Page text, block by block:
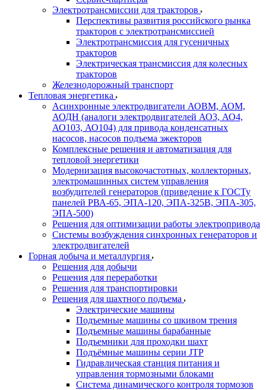
Электротрансмиссии для тракторов
Перспективы развития российского рынка
тракторов с электротрансмиссией
Электротрансмиссия для гусеничных
тракторов
Электрическая трансмиссия для колесных
тракторов
Железнодорожный транспорт
Тепловая энергетика
Асинхронные электродвигатели АОВМ, АОМ,
АОДН (аналоги электродвигателей АО3, АО4,
АО103, АО104) для привода конденсатных
насосов, насосов подъема эжекторов
Комплексные решения и автоматизация для
тепловой энергетики
Модернизация высокочастотных, коллекторных,
электромашинных систем управления
возбудителей генераторов (приведение к ГОСТу
панелей РВА-65, ЭПА-120, ЭПА-325В, ЭПА-305,
ЭПА-500)
Решения для оптимизации работы электропривода
Системы возбуждения синхронных генераторов и
электродвигателей
Горная добыча и металлургия
Решения для добычи
Решения для переработки
Решения для транспортировки
Решения для шахтного подъема
Электрические машины
Подъемные машины со шкивом трения
Подъемные машины барабанные
Подъемники для проходки шахт
Подъёмные машины серии JTP
Гидравлическая станция питания и
управления тормозными блоками
Система динамического контроля тормозов